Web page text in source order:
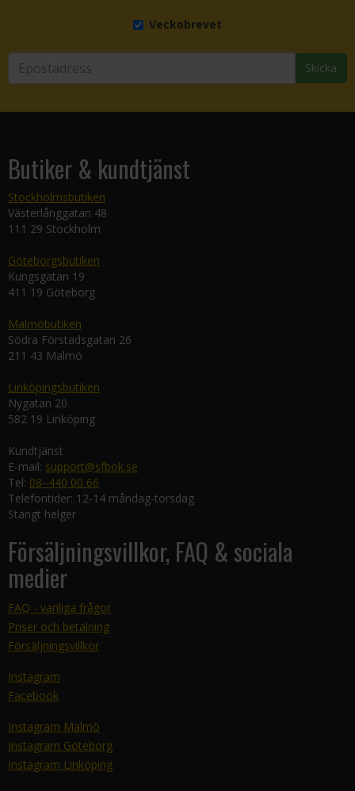
Veckobrevet
Skicka
Butiker & kundtjänst
Stockholmsbutiken
Västerlånggatan 48
111 29 Stockholm
Göteborgsbutiken
Kungsgatan 19
411 19 Göteborg
Malmöbutiken
Södra Förstadsgatan 26
211 43 Malmö
Linköpingsbutiken
Nygatan 20
582 19 Linköping
Kundtjänst
E-mail: support@sfbok.se
Tel: 08–440 00 66
Telefontider: 12-14 måndag-torsdag
Stängt helger
Försäljningsvillkor, FAQ & sociala
medier
FAQ - vanliga frågor
Priser och betalning
Försäljningsvillkor
Instagram
Facebook
Instagram Malmö
Instagram Göteborg
Instagram Linköping